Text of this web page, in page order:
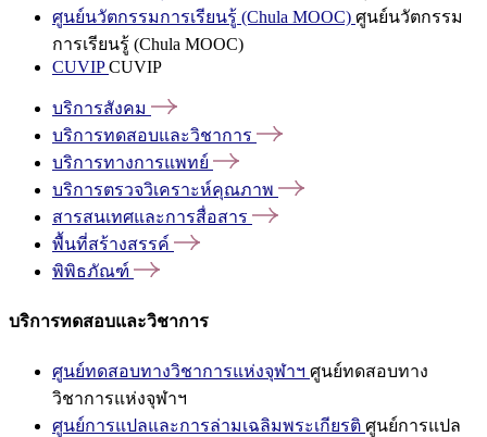
ศูนย์นวัตกรรมการเรียนรู้ (Chula MOOC) ศูนย์นวัตกรรม
การเรียนรู้ (Chula MOOC)
CUVIPCUVIP
บริการสังคม
บริการทดสอบและวิชาการ
บริการทางการแพทย์
บริการตรวจวิเคราะห์คุณภาพ
สารสนเทศและการสื่อสาร
พื้นที่สร้างสรรค์
พิพิธภัณฑ์
บริการทดสอบและวิชาการ
ศูนย์ทดสอบทางวิชาการแห่งจุฬาฯ ศูนย์ทดสอบทาง
วิชาการแห่งจุฬาฯ
ศูนย์การแปลและการล่ามเฉลิมพระเกียรติ ศูนย์การแปล